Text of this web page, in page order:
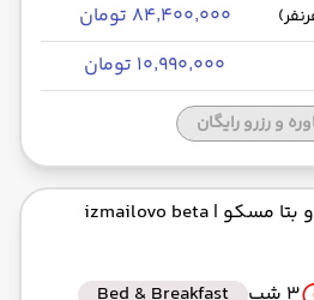
۸۴٬۴۰۰٬۰۰۰ تومان
۱۰٬۹۹۰٬۰۰۰ تومان
و رزرو رایگان
بتا مسکو | izmailovo beta